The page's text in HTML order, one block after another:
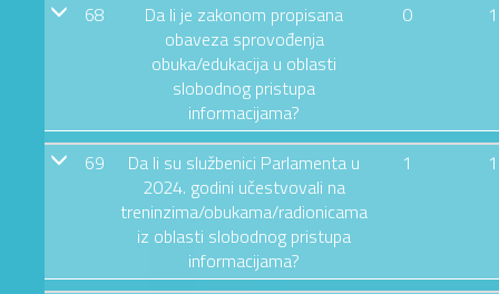
68
Da li je zakonom propisana
obaveza sprovođenja
obuka/edukacija u oblasti
slobodnog pristupa
informacijama?
0 1
69
Da li su službenici Parlamenta u
2024. godini učestvovali na
treninzima/obukama/radionicama
iz oblasti slobodnog pristupa
informacijama?
1 1